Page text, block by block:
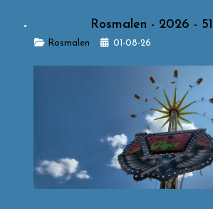
Rosmalen - 2026 -
DetailsRosmalen 01-08-26